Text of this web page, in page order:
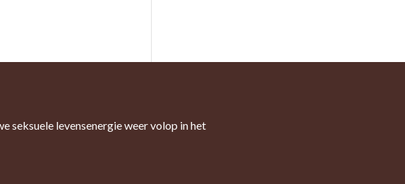
seksuele levensenergie weer volop in het